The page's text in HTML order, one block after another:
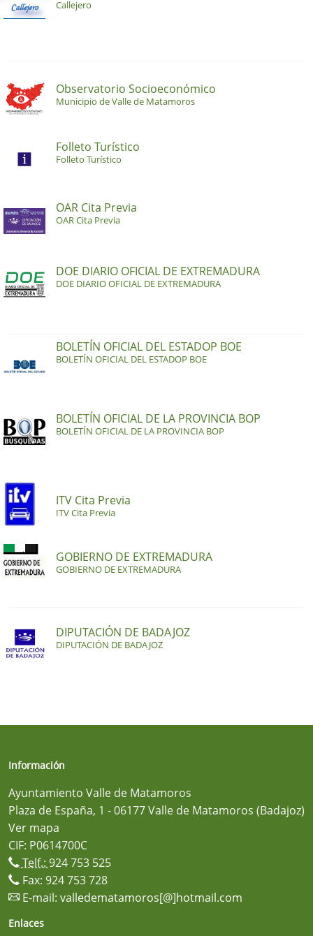
Callejero
Observatorio Socioeconómico
Municipio de Valle de Matamoros
Folleto Turístico
Folleto Turístico
OAR Cita Previa
OAR Cita Previa
DOE DIARIO OFICIAL DE EXTREMADURA
DOE DIARIO OFICIAL DE EXTREMADURA
BOLETÍN OFICIAL DEL ESTADOP BOE
BOLETÍN OFICIAL DEL ESTADOP BOE
BOLETÍN OFICIAL DE LA PROVINCIA BOP
BOLETÍN OFICIAL DE LA PROVINCIA BOP
ITV Cita Previa
ITV Cita Previa
GOBIERNO DE EXTREMADURA
GOBIERNO DE EXTREMADURA
DIPUTACIÓN DE BADAJOZ
DIPUTACIÓN DE BADAJOZ
Información
Ayuntamiento Valle de Matamoros
Plaza de España, 1 - 06177 Valle de Matamoros (Badajoz)
Ver mapa
CIF: P0614700C
Telf.: 924 753 525
Fax: 924 753 728
E-mail: valledematamoros[@]hotmail.com
Enlaces